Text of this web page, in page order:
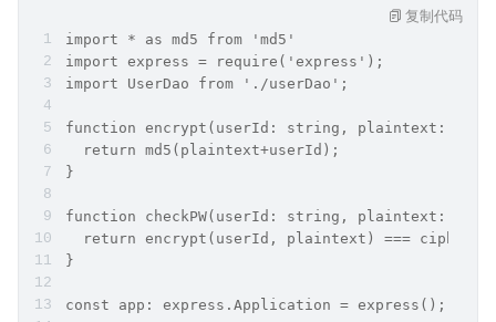
import * as md5 from 'md5'
import express = require('express');
import UserDao from './userDao';
function encrypt(userId: string, plaintext:
  return md5(plaintext+userId);
}
function checkPW(userId: string, plaintext:
return encrypt(userId, plaintext) ===
}
const app: express.Application = express();
复制代码